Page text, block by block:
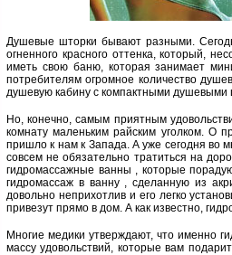
Душевые шторки бывают разными.
огненного красного оттенка, который,
иметь свою баню, которая занимает
потребителям огромное количество
душевую кабину с компактными душевыми
Но, конечно, самым приятным
комнату маленьким райским уголком. О
пришло к нам к Запада. А уже сегодня во
совсем не обязательно тратиться на
гидромассажные ванны , которые
гидромассаж в ванну , сделанную из
довольно неприхотлив и его легко
привезут прямо в дом. А как известно,
Многие медики утверждают, что именно
массу удовольствий, которые вам